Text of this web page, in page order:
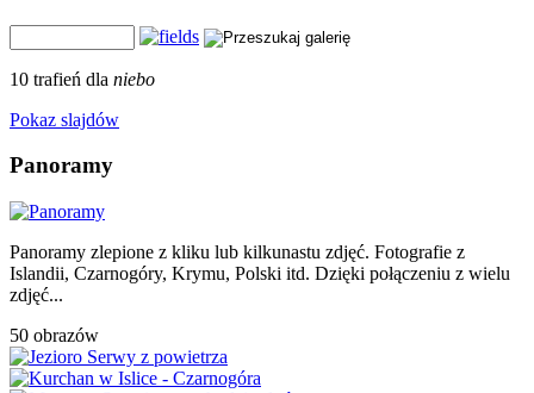
10 trafień dla niebo
Pokaz slajdów
Panoramy
Panoramy zlepione z kliku lub kilkunastu zdjęć. Fotografie z
Islandii, Czarnogóry, Krymu, Polski itd. Dzięki połączeniu z wielu
zdjęć...
50 obrazów